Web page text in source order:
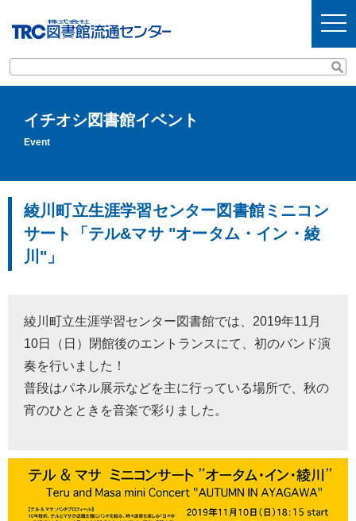
t
o
g
l
e
イチオシ図書館イベント
Event
綾川町立生涯学習センター図書館ミニコン
サート「テル&マサ "オータム・イン・綾
川"」
綾川町立生涯学習センター図書館では、2019年11月
10日（日）閉館後のエントランスにて、初のバンド演
奏を行いました！
普段はパネル展示などを主に行っている場所で、秋の
宵のひとときを音楽で彩りました。